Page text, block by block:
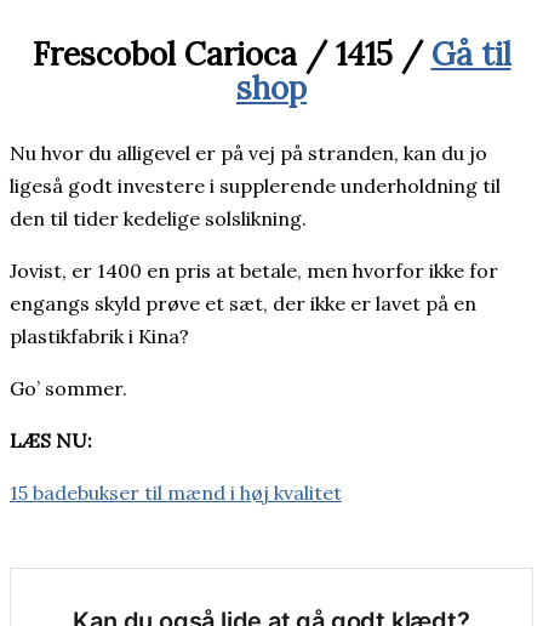
Frescobol Carioca / 1415 / Gå til
shop
Nu hvor du alligevel er på vej på stranden, kan du jo
ligeså godt investere i supplerende underholdning til
den til tider kedelige solslikning.
Jovist, er 1400 en pris at betale, men hvorfor ikke for
engangs skyld prøve et sæt, der ikke er lavet på en
plastikfabrik i Kina?
Go’ sommer.
LÆS NU:
15 badebukser til mænd i høj kvalitet